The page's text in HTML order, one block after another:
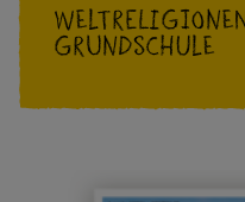
Grundschule